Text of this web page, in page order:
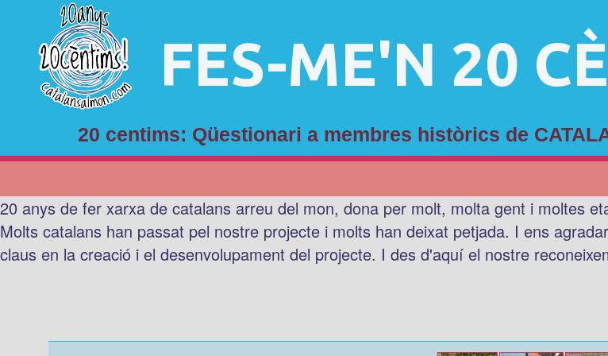
FES-ME'N 20
20 centims: Qüestionari a membres històrics de
20 anys de fer xarxa de catalans arreu del mon, dona per molt, molta gent i moltes
Molts catalans han passat pel nostre projecte i molts han deixat petjada. I ens
claus en la creació i el desenvolupament del projecte. I des d'aquí el nostre